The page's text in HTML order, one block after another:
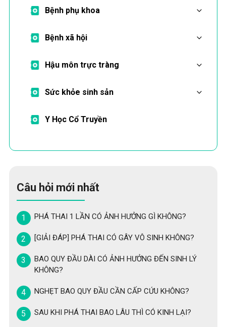
Bệnh phụ khoa
Bệnh xã hội
Hậu môn trực tràng
Sức khỏe sinh sản
Y Học Cổ Truyền
Câu hỏi mới nhất
PHÁ THAI 1 LẦN CÓ ẢNH HƯỞNG GÌ KHÔNG?
[GIẢI ĐÁP] PHÁ THAI CÓ GÂY VÔ SINH KHÔNG?
BAO QUY ĐẦU DÀI CÓ ẢNH HƯỞNG ĐẾN SINH LÝ
KHÔNG?
NGHẸT BAO QUY ĐẦU CẦN CẤP CỨU KHÔNG?
SAU KHI PHÁ THAI BAO LÂU THÌ CÓ KINH LẠI?